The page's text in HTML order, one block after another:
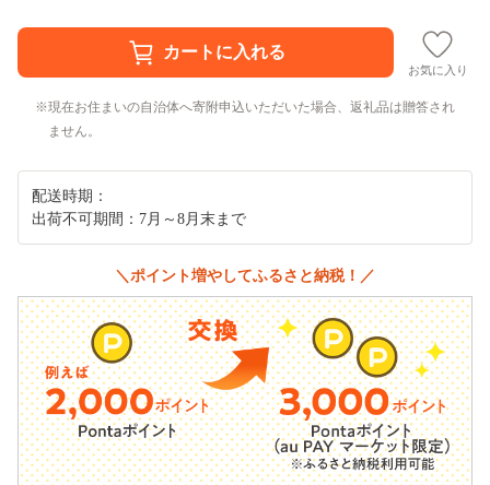
お気に入り
現在お住まいの自治体へ寄附申込いただいた場合、返礼品は贈答され
ません。
配送時期：
出荷不可期間：7月～8月末まで
＼ポイント増やしてふるさと納税！／